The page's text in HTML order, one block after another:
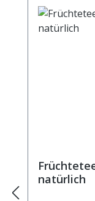
natürlich